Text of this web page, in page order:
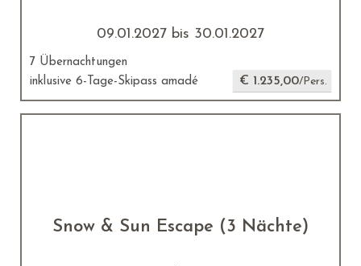
09.01.2027 bis 30.01.2027
7 Übernachtungen
inklusive 6-Tage-Skipass amadé
€ 1.235,00/Pers.
Snow & Sun Escape (3 Nächte)